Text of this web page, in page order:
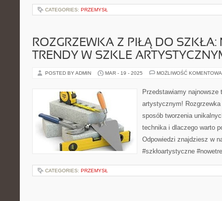
CATEGORIES: PRZEMYSŁ
ROZGRZEWKA Z PIŁĄ DO SZKŁA:
TRENDY W SZKLE
POSTED BY ADMIN MAR - 19 - 2025 MOŻLIWOŚĆ
Przedstawiamy najnowsze
artystycznym! Rozgrzewka
sposób tworzenia
technika i dlaczego warto
Odpowiedzi znajdziesz w
#szkłoartystyczne
CATEGORIES: PRZEMYSŁ